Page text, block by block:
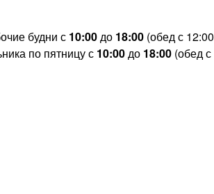
будни с 10:00до 18:00 (обед с
по пятницу с 10:00до 18:00 (обед